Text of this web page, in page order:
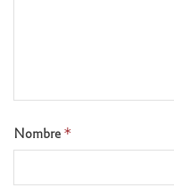
Nombre *